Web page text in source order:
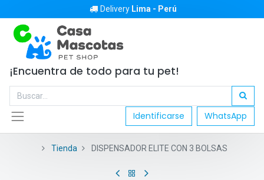
Delivery Lima - Perú
¡Encuentra de todo para tu pet!
Identificarse WhatsApp
Tienda DISPENSADOR ELITE CON 3 BOLSAS